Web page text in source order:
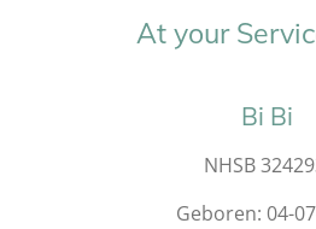
At your
Bi Bi
NHSB
Geboren: 04-